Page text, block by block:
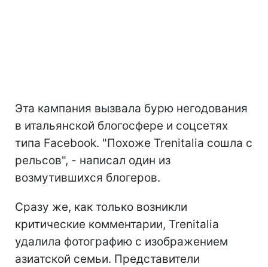
Эта кампания вызвала бурю негодования
в итальянской блогосфере и соцсетях
типа Facebook. "Похоже Trenitalia сошла с
рельсов", - написал один из
возмутившихся блогеров.
Сразу же, как только возникли
критические комментарии, Trenitalia
удалила фотографию с изображением
азиатской семьи. Представители